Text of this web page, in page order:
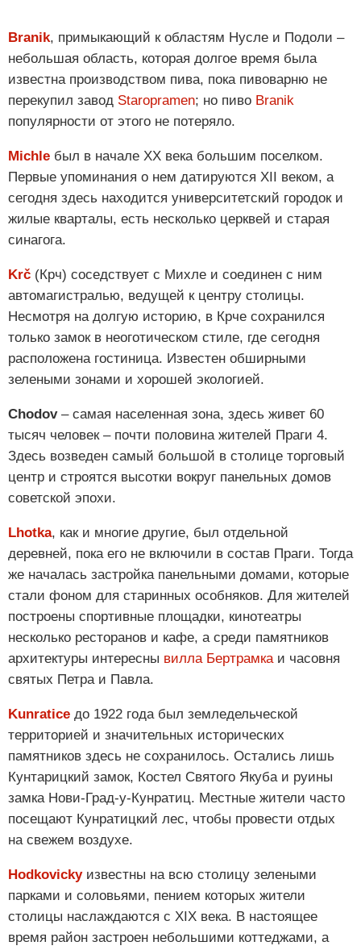
Branik, примыкающий к областям Нусле и Подоли –
небольшая область, которая долгое время была
известна производством пива, пока пивоварню не
перекупил завод Staropramen; но пиво Branik
популярности от этого не потеряло.
Michle был в начале XX века большим поселком.
Первые упоминания о нем датируются XII веком, а
сегодня здесь находится университетский городок и
жилые кварталы, есть несколько церквей и старая
синагога.
Krč (Крч) соседствует с Михле и соединен с ним
автомагистралью, ведущей к центру столицы.
Несмотря на долгую историю, в Крче сохранился
только замок в неоготическом стиле, где сегодня
расположена гостиница. Известен обширными
зелеными зонами и хорошей экологией.
Chodov– самая населенная зона, здесь живет 60
тысяч человек – почти половина жителей Праги 4.
Здесь возведен самый большой в столице торговый
центр и строятся высотки вокруг панельных домов
советской эпохи.
Lhotka, как и многие другие, был отдельной
деревней, пока его не включили в состав Праги. Тогда
же началась застройка панельными домами, которые
стали фоном для старинных особняков. Для жителей
построены спортивные площадки, кинотеатры
несколько ресторанов и кафе, а среди памятников
архитектуры интересны вилла Бертрамкаи часовня
святых Петра и Павла.
Kunratice до 1922 года был земледельческой
территорией и значительных исторических
памятников здесь не сохранилось. Остались лишь
Кунтарицкий замок, Костел Святого Якуба и руины
замка Нови-Град-у-Кунратиц. Местные жители часто
посещают Кунратицкий лес, чтобы провести отдых
на свежем воздухе.
Hodkovickyизвестны на всю столицу зелеными
парками и соловьями, пением которых жители
столицы наслаждаются с XIX века. В настоящее
время район застроен небольшими коттеджами, а